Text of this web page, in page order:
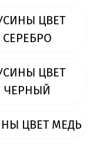
ЦВЕТ
СЕРЕБРО
ЦВЕТ
ЧЕРНЫЙ
ЦВЕТ МЕДЬ